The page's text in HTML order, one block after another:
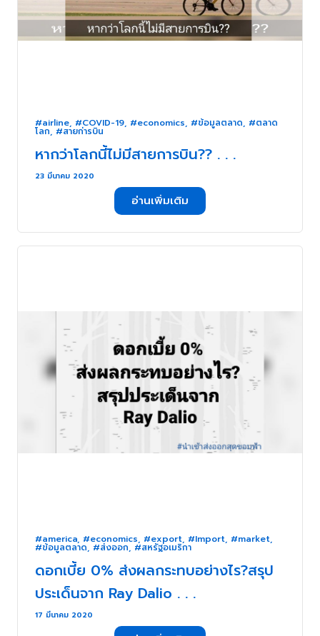
#airline, #COVID-19, #economics, #ข้อมูลตลาด, #ตลาด
โลก, #สายก่ารบิน
หากว่าโลกนี้ไม่มีสายการบิน?? . . .
23 มีนาคม 2020
อ่านเพิ่มเติม
#america, #economics, #export, #Import, #market,
#ข้อมูลตลาด, #ส่งออก, #สหรัฐอเมริกา
ดอกเบี้ย 0% ส่งผลกระทบอย่างไร?สรุป
ประเด็นจาก Ray Dalio . . .
17 มีนาคม 2020